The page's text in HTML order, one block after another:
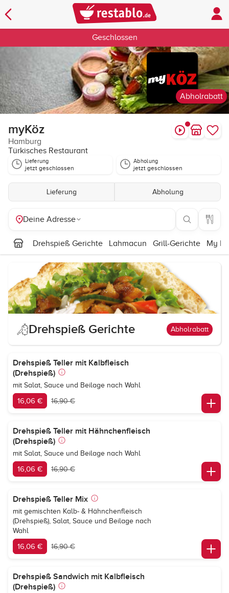
Geschlossen
Abholrabatt
myKöz
Hamburg
Türkisches Restaurant
Lieferung
jetzt geschlossen
Abholung
jetzt geschlossen
Lieferung Abholung
Deine Adresse
Drehspieß Gerichte Lahmacun Grill-Gerichte My
Drehspieß Gerichte Abholrabatt
Drehspieß Teller mit Kalbfleisch
(Drehspieß)
mit Salat, Sauce und Beilage nach Wahl
16,06 € 16,90 €
Drehspieß Teller mit Hähnchenfleisch
(Drehspieß)
mit Salat, Sauce und Beilage nach Wahl
16,06 € 16,90 €
Drehspieß Teller Mix
mit gemischten Kalb- & Hähnchenfleisch
(Drehspieß), Salat, Sauce und Beilage nach
Wahl
16,06 € 16,90 €
Drehspieß Sandwich mit Kalbfleisch
(Drehspieß)